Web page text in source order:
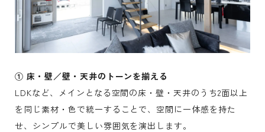
① 床・壁／壁・天井のトーンを揃える
LDKなど、メインとなる空間の床・壁・天井のうち2面以上
を同じ素材・色で統一することで、空間に一体感を持た
せ、シンプルで美しい雰囲気を演出します。